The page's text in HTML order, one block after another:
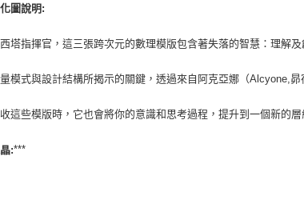
圖說明:
塔指揮官，這三張跨次元的數理模版包含著失落的智慧：理解及
模式與設計結構所揭示的關鍵，透過來自阿克亞娜（Alcyone,
這些模版時，它也會將你的意識和思考過程，提升到一個新的
:***